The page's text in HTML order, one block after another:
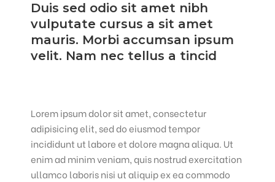
Duis sed odio sit amet nibh
vulputate cursus a sit amet
mauris. Morbi accumsan ipsum
velit. Nam nec tellus a tincid
Lorem ipsum dolor sit amet, consectetur
adipisicing elit, sed do eiusmod tempor
incididunt ut labore et dolore magna aliqua. Ut
enim ad minim veniam, quis nostrud exercitation
ullamco laboris nisi ut aliquip ex ea commodo